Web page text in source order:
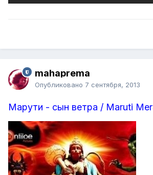
mahaprema
Опубликовано 7 сентября, 2013
Марути - сын ветра / Maruti